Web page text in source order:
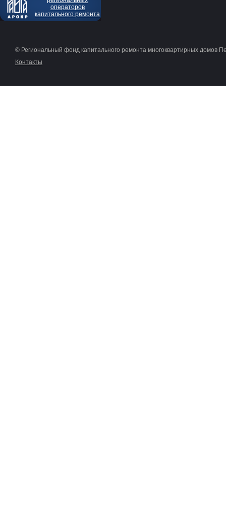
операторов
капитального ремонта
© Региональный фонд капитального ремонта многоквартирных домов
Контакты